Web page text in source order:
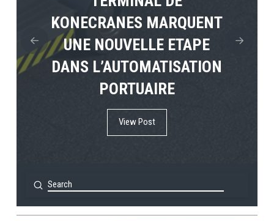
KONECRANES MARQUENT
UNE NOUVELLE ETAPE
DANS L’AUTOMATISATION
PORTUAIRE
View Post
4×4 ELECTRIQUE DE
TERBERG ENTRE EN
SERVICE
View Post
L’AVENIR DE
L’ELECTRIFICATION
PORTUAIRE EN AFRIQUE
View Post
Search
Submit